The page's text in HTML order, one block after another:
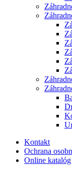
Kontakt
Ochrana
Online katalóg